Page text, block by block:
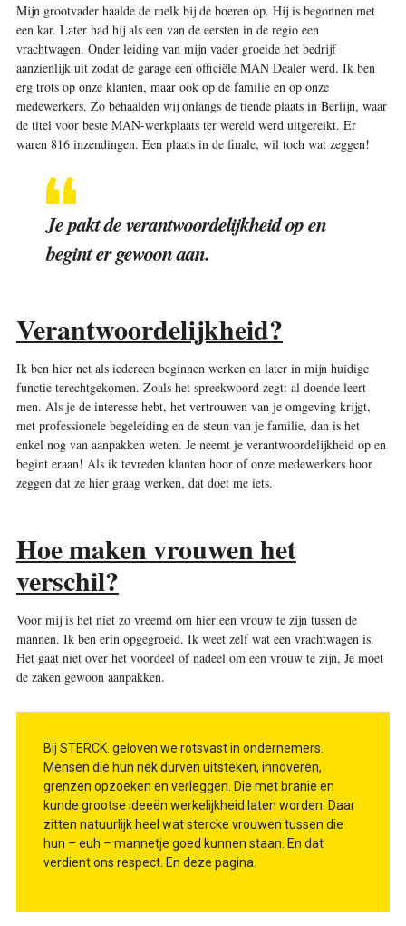
Mijn grootvader haalde de melk bij de boeren op. Hij is begonnen met
een kar. Later had hij als een van de eersten in de regio een
vrachtwagen. Onder leiding van mijn vader groeide het bedrijf
aanzienlijk uit zodat de garage een officiële MAN Dealer werd. Ik ben
erg trots op onze klanten, maar ook op de familie en op onze
medewerkers. Zo behaalden wij onlangs de tiende plaats in Berlijn, waar
de titel voor beste MAN-werkplaats ter wereld werd uitgereikt. Er
waren 816 inzendingen. Een plaats in de finale, wil toch wat zeggen!
Je pakt de verantwoordelijkheid op en
begint er gewoon aan.
Verantwoordelijkheid?
Ik ben hier net als iedereen beginnen werken en later in mijn huidige
functie terechtgekomen. Zoals het spreekwoord zegt: al doende leert
men. Als je de interesse hebt, het vertrouwen van je omgeving krijgt,
met professionele begeleiding en de steun van je familie, dan is het
enkel nog van aanpakken weten. Je neemt je verantwoordelijkheid op en
begint eraan! Als ik tevreden klanten hoor of onze medewerkers hoor
zeggen dat ze hier graag werken, dat doet me iets.
Hoe maken vrouwen het
verschil?
Voor mij is het niet zo vreemd om hier een vrouw te zijn tussen de
mannen. Ik ben erin opgegroeid. Ik weet zelf wat een vrachtwagen is.
Het gaat niet over het voordeel of nadeel om een vrouw te zijn, Je moet
de zaken gewoon aanpakken.
Bij STERCK. geloven we rotsvast in ondernemers.
Mensen die hun nek durven uitsteken, innoveren,
grenzen opzoeken en verleggen. Die met branie en
kunde grootse ideeën werkelijkheid laten worden. Daar
zitten natuurlijk heel wat stercke vrouwen tussen die
hun – euh – mannetje goed kunnen staan. En dat
verdient ons respect. En deze pagina.